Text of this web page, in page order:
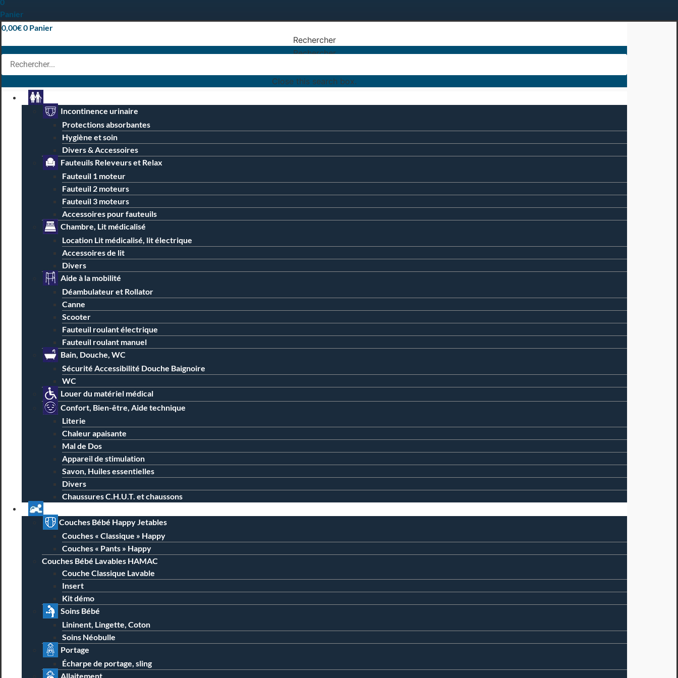
Panier
0,00€0 Panier
Rechercher
Rechercher
Close this search box.
Incontinence urinaire
Protections absorbantes
Hygiène et soin
Divers & Accessoires
Fauteuils Releveurs et Relax
Fauteuil 1 moteur
Fauteuil 2 moteurs
Fauteuil 3 moteurs
Accessoires pour fauteuils
Chambre, Lit médicalisé
Location Lit médicalisé, lit électrique
Accessoires de lit
Divers
Aide à la mobilité
Déambulateur et Rollator
Canne
Scooter
Fauteuil roulant électrique
Fauteuil roulant manuel
Bain, Douche, WC
Sécurité Accessibilité Douche Baignoire
WC
Louer du matériel médical
Confort, Bien-être, Aide technique
Literie
Chaleur apaisante
Mal de Dos
Appareil de stimulation
Savon, Huiles essentielles
Divers
Chaussures C.H.U.T. et chaussons
Couches Bébé Happy Jetables
Couches « Classique » Happy
Couches « Pants » Happy
Couches Bébé Lavables HAMAC
Couche Classique Lavable
Insert
Kit démo
Soins Bébé
Lininent, Lingette, Coton
Soins Néobulle
Portage
Écharpe de portage, sling
Allaitement